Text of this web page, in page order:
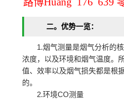
二。优势一览：
1.烟气测量是烟气分析的核
浓度，以及环境和烟气温度。
值、效率以及烟气损失都是根
的。
2.环境CO测量